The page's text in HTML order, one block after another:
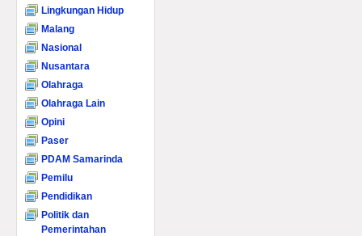
Lingkungan Hidup
Malang
Nasional
Nusantara
Olahraga
Olahraga Lain
Opini
Paser
PDAM Samarinda
Pemilu
Pendidikan
Politik dan
Pemerintahan